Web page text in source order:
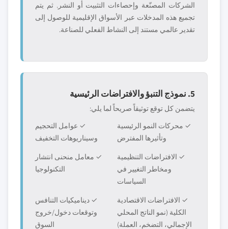
الشركات المصنّعة وإحصاءات التثبيت أو النشر. ثم يتم
تجميع هذه المدخلات عبر الأسواق الإقليمية للوصول إلى
تقدير عالمي مستند إلى النشاط الفعلي للصناعة.
5. نموذج التنبؤ والافتراضات الرئيسية
يتضمن كل توقع توثيقاً صريحاً لما يلي:
✓ محركات النمو الرئيسية
وتأثيرها المفترض
✓ عوامل التحجيم
وسيناريوهات التخفيف
✓ الافتراضات التنظيمية
ومخاطر التغيير في
السياسات
✓ معامل منحنى انتشار
التكنولوجيا
✓ الافتراضات الاقتصادية
الكلية (نمو الناتج المحلي
الإجمالي، التضخم، العملة)
✓ ديناميكيات التنافس
وتوقعات دخول/خروج
السوق